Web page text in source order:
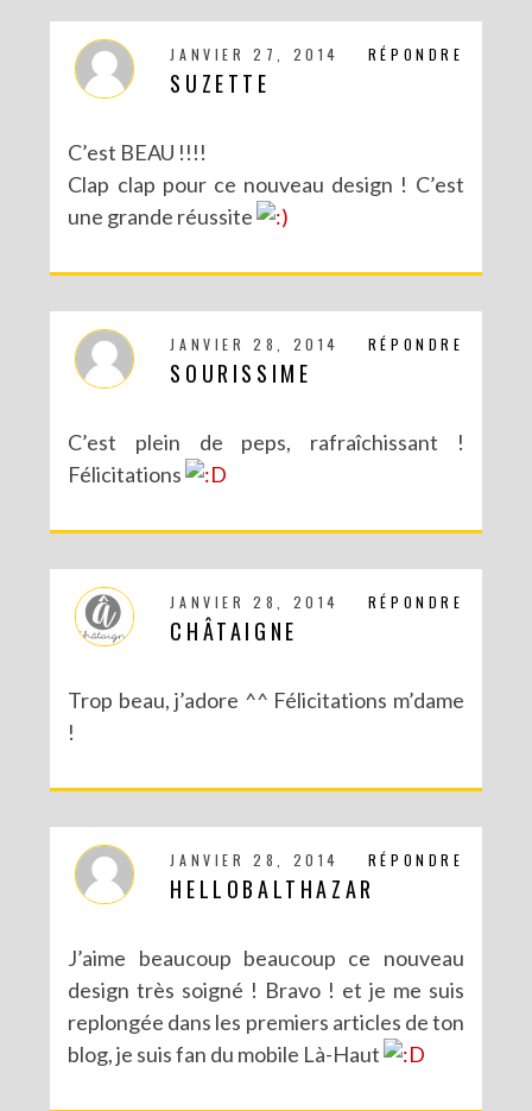
RÉPONDRE
JANVIER 27, 2014
SUZETTE
C’est BEAU !!!!
Clap clap pour ce nouveau design ! C’est
une grande réussite
RÉPONDRE
JANVIER 28, 2014
SOURISSIME
C’est plein de peps, rafraîchissant !
Félicitations
RÉPONDRE
JANVIER 28, 2014
CHÂTAIGNE
Trop beau, j’adore ^^ Félicitations m’dame
!
RÉPONDRE
JANVIER 28, 2014
HELLOBALTHAZAR
J’aime beaucoup beaucoup ce nouveau
design très soigné ! Bravo ! et je me suis
replongée dans les premiers articles de ton
blog, je suis fan du mobile Là-Haut